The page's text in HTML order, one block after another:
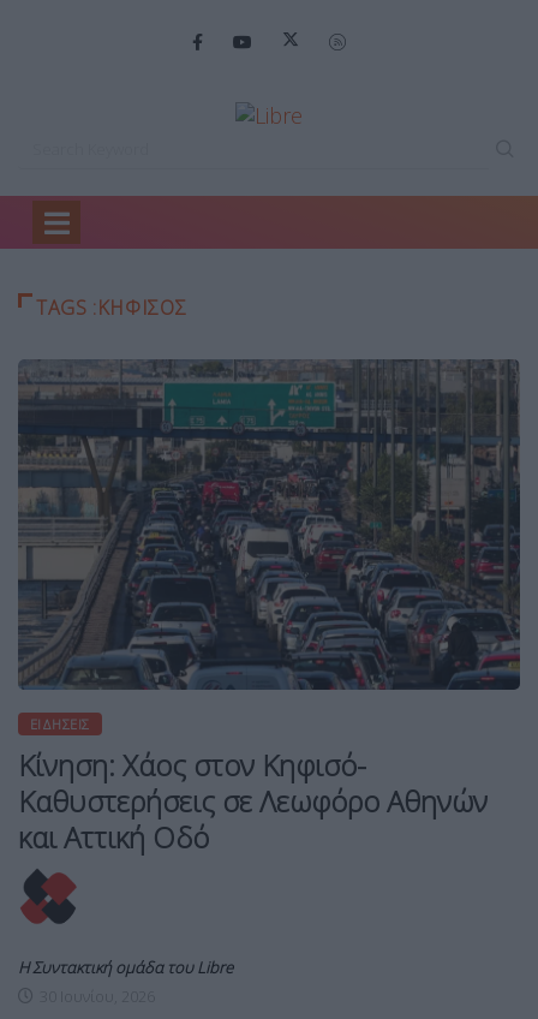
Home
TAGS :ΚΗΦΙΣΟΣ
ΕΙΔΉΣΕΙΣ
Κίνηση: Χάος στον Κηφισό-
Καθυστερήσεις σε Λεωφόρο Αθηνών
και Αττική Οδό
Η Συντακτική ομάδα του Libre